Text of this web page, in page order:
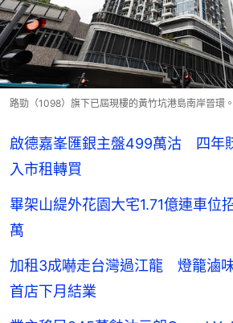
路勁（1098）旗下已屆現樓的黃竹坑港島南岸晉環。
啟德嘉峯匯銀主盤499萬沽 四
入市租轉買
畢架山緹外花園大宅1.71億連車
萬
加租3成嚇走台灣過江龍 燈籠滷
首店下月結業